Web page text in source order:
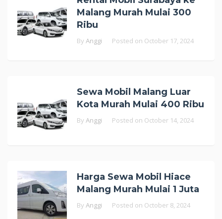
Malang Murah Mulai 300
Ribu
By Anggi Posted on October 17, 2024
Sewa Mobil Malang Luar
Kota Murah Mulai 400 Ribu
By Anggi Posted on October 14, 2024
Harga Sewa Mobil Hiace
Malang Murah Mulai 1 Juta
By Anggi Posted on October 8, 2024